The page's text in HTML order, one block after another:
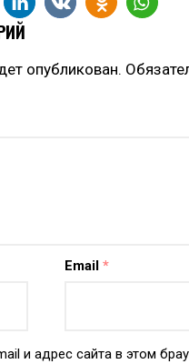
опубликован.
Email *
и адрес сайта в этом